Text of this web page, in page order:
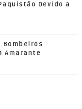
Devido a
Bombeiros
Amarante